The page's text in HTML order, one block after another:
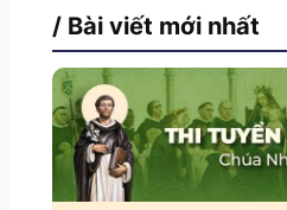
/ Bài viết mới nhất